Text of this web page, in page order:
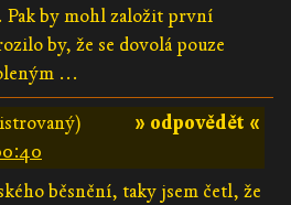
Pak by mohl založit první
by, že se dovolá pouze
...
» odpovědět «
běsnění, taky jsem četl, že